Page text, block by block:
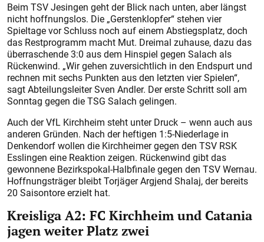
Beim TSV Jesingen geht der Blick nach unten, aber längst
nicht hoffnungslos. Die „Gerstenklopfer“ stehen vier
Spieltage vor Schluss noch auf einem Abstiegsplatz, doch
das Restprogramm macht Mut. Dreimal zuhause, dazu das
überraschende 3:0 aus dem Hinspiel gegen Salach als
Rückenwind. „Wir gehen zuversichtlich in den Endspurt und
rechnen mit sechs Punkten aus den letzten vier Spielen“,
sagt Abteilungsleiter Sven Andler. Der erste Schritt soll am
Sonntag gegen die TSG Salach gelingen.
Auch der VfL Kirchheim steht unter Druck – wenn auch aus
anderen Gründen. Nach der heftigen 1:5-Niederlage in
Denkendorf wollen die Kirchheimer gegen den TSV RSK
Esslingen eine Reaktion zeigen. Rückenwind gibt das
gewonnene Bezirkspokal-Halbfinale gegen den TSV Wernau.
Hoffnungsträger bleibt Torjäger Argjend Shalaj, der bereits
20 Saisontore erzielt hat.
Kreisliga A2: FC Kirchheim und Catania
jagen weiter Platz zwei